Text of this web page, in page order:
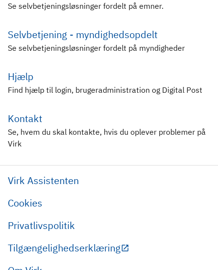
Se selvbetjeningsløsninger fordelt på emner.
Selvbetjening - myndighedsopdelt
Se selvbetjeningsløsninger fordelt på myndigheder
Hjælp
Find hjælp til login, brugeradministration og Digital Post
Kontakt
Se, hvem du skal kontakte, hvis du oplever problemer på
Virk
Virk Assistenten
Cookies
Privatlivspolitik
Tilgængelighedserklæring